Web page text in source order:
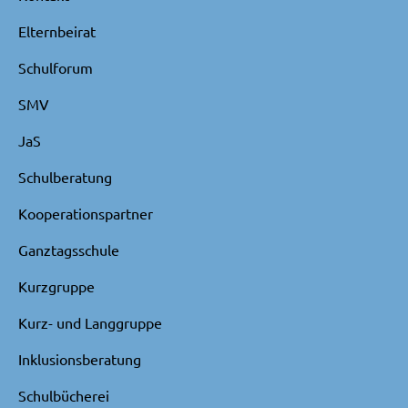
Elternbeirat
Schulforum
SMV
JaS
Schulberatung
Kooperationspartner
Ganztagsschule
Kurzgruppe
Kurz- und Langgruppe
Inklusionsberatung
Schulbücherei